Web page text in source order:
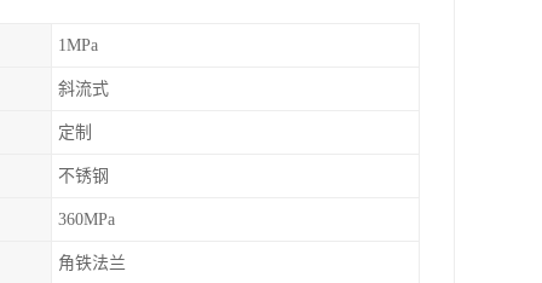
1MPa
斜流式
定制
不锈钢
360MPa
角铁法兰